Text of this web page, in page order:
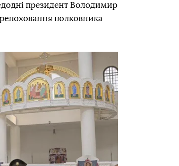
президент Володимир
полковника